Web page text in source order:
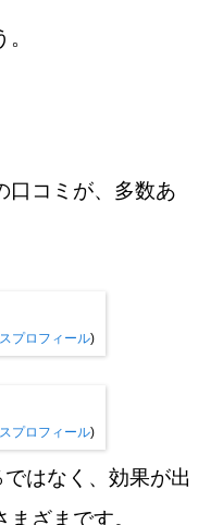
口コミが、多数あ
プロフィール)
プロフィール)
はなく、効果が出
ざまです。